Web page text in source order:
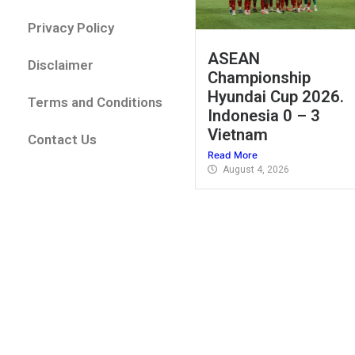
Privacy Policy
Disclaimer
Terms and Conditions
Contact Us
ASEAN
Championship
Hyundai Cup 2026.
Indonesia 0 – 3
Vietnam
Read More
August 4, 2026